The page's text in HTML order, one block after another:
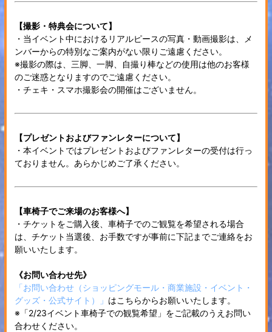
【撮影・特典会について】
・当イベント中におけるリアルピースの写真・動画撮影は、メ
ンバーからの特別なご案内がない限りご遠慮ください。
※撮影の際は、三脚、一脚、自撮り棒などの使用は他のお客様
のご迷惑となりますのでご遠慮ください。
・チェキ・スマホ撮影会の開催はございません。
【プレゼントおよびファンレターについて】
・本イベントではプレゼントおよびファンレターの受付は行っ
ておりません。あらかじめご了承ください。
【車椅子でご来場のお客様へ】
・チケットをご購入後、車椅子でのご観覧を希望される場合
は、チケット当選後、お手数ですが事前に下記までご連絡をお
願いいたします。
《お問い合わせ先》
「お問い合わせ（ショッピングモール・商業施設・イベント・
グッズ・公式サイト）」 はこちらからお願いいたします。
※「2/23イベント車椅子での観覧希望」をご記載のうえお問い
合わせください。